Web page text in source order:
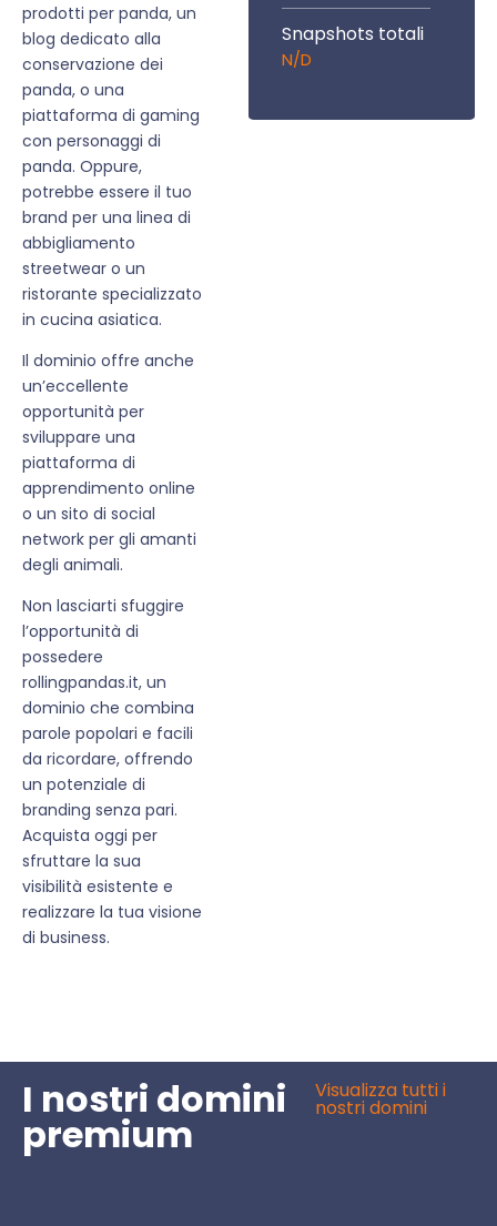
prodotti per panda, un
blog dedicato alla
conservazione dei
panda, o una
piattaforma di gaming
con personaggi di
panda. Oppure,
potrebbe essere il tuo
brand per una linea di
abbigliamento
streetwear o un
ristorante specializzato
in cucina asiatica.
Il dominio offre anche
un’eccellente
opportunità per
sviluppare una
piattaforma di
apprendimento online
o un sito di social
network per gli amanti
degli animali.
Non lasciarti sfuggire
l’opportunità di
possedere
rollingpandas.it, un
dominio che combina
parole popolari e facili
da ricordare, offrendo
un potenziale di
branding senza pari.
Acquista oggi per
sfruttare la sua
visibilità esistente e
realizzare la tua visione
di business.
Snapshots totali
N/D
I nostri domini
premium
Visualizza tutti i
nostri domini